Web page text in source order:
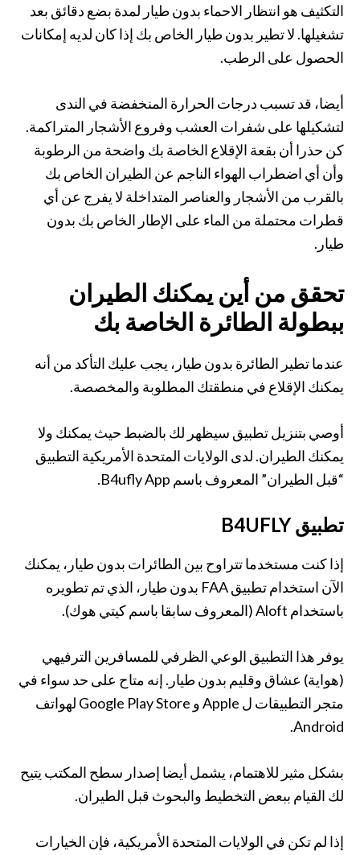
التكثيف هو انتظار الاحماء بدون طيار لمدة بضع دقائق بعد
تشغيلها. لا تطير بدون طيار الخاص بك إذا كان لديه إمكانات
الحصول على الرطب.
أيضا، قد تسبب درجات الحرارة المنخفضة في الندى
لتشكيلها على شفرات العشب وفروع الأشجار المتراكمة.
كن حذرا أن بقعة الإقلاع الخاصة بك واضحة من الرطوبة
وأن أي اضطراب الهواء الناجم عن الطيران الخاص بك
بالقرب من الأشجار والعناصر المتداخلة لا يفرج عن أي
قطرات محتملة من الماء على الإطار الخاص بك بدون
طيار.
تحقق من أين يمكنك الطيران
ببطولة الطائرة الخاصة بك
عندما تطير الطائرة بدون طيار، يجب عليك التأكد من أنه
يمكنك الإقلاع في منطقتك المطلوبة والمخصصة.
أوصي بتنزيل تطبيق سيظهر لك بالضبط حيث يمكنك ولا
يمكنك الطيران. لدى الولايات المتحدة الأمريكية التطبيق
“قبل الطيران” المعروف باسم B4ufly App.
تطبيق B4UFLY
إذا كنت مستخدما تتراوح بين الطائرات بدون طيار، يمكنك
الآن استخدام تطبيق FAA بدون طيار، الذي تم تطويره
باستخدام Aloft (المعروف سابقا باسم كيتي هوك).
يوفر هذا التطبيق الوعي الظرفي للمسافرين الترفيهي
(هواية) عشاق وقليم بدون طيار. إنه متاح على حد سواء في
متجر التطبيقات ل Apple و Google Play Store لهواتف
Android.
بشكل مثير للاهتمام، يشمل أيضا إصدار سطح المكتب يتيح
لك القيام ببعض التخطيط والبحوث قبل الطيران.
إذا لم تكن في الولايات المتحدة الأمريكية، فإن الخيارات